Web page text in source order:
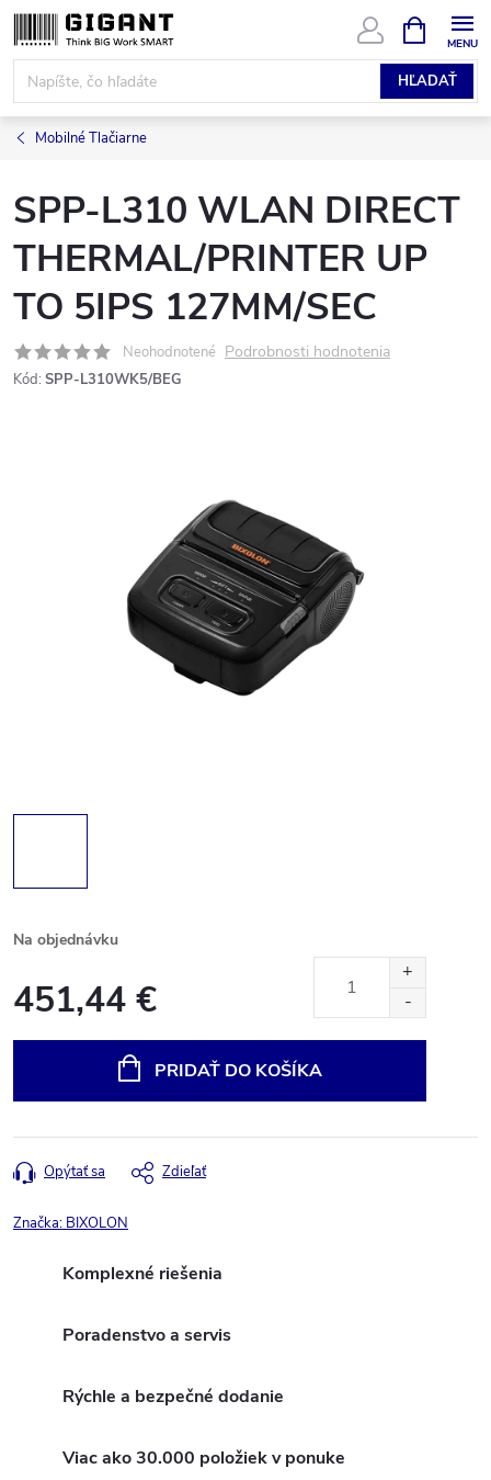
Prejsť
na
obsah
HĽADAŤ
KOŠÍK
Mobilné Tlačiarne
SPP-L310 WLAN DIRECT
THERMAL/PRINTER UP
TO 5IPS 127MM/SEC
Neohodnotené Podrobnosti hodnotenia
Kód: SPP-L310WK5/BEG
Na objednávku
451,44 €
PRIDAŤ DO KOŠÍKA
Opýtať sa Zdieľať
Značka: BIXOLON
Komplexné riešenia
Poradenstvo a servis
Rýchle a bezpečné dodanie
Viac ako 30.000 položiek v ponuke